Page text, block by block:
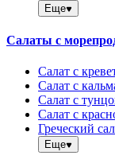
Еще
Салаты с
Салат с
Салат с
Салат с
Салат с
Греческий
Еще